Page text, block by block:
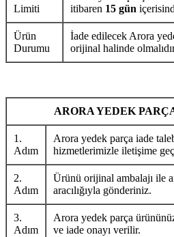
Limiti
itibaren 15 gün
Ürün
Durumu
İade edilecek Arora
orijinal halinde
ARORA YEDEK
1.
Adım
Arora yedek parça iade
hizmetlerimizle iletişime
2.
Adım
Ürünü orijinal ambalajı ile
aracılığıyla gönderiniz.
3.
Adım
Arora yedek parça
ve iade onayı verilir.